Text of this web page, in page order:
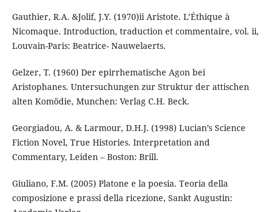
Gauthier, R.A. &Jolif, J.Y. (1970)ii Aristote. L’Éthique à
Nicomaque. Introduction, traduction et commentaire, vol. ii,
Louvain-Paris: Beatrice- Nauwelaerts.
Gelzer, T. (1960) Der epirrhematische Agon bei
Aristophanes. Untersuchungen zur Struktur der attischen
alten Komödie, Munchen: Verlag C.H. Beck.
Georgiadou, A. & Larmour, D.H.J. (1998) Lucian’s Science
Fiction Novel, True Histories. Interpretation and
Commentary, Leiden – Boston: Brill.
Giuliano, F.M. (2005) Platone e la poesia. Teoria della
composizione e prassi della ricezione, Sankt Augustin: